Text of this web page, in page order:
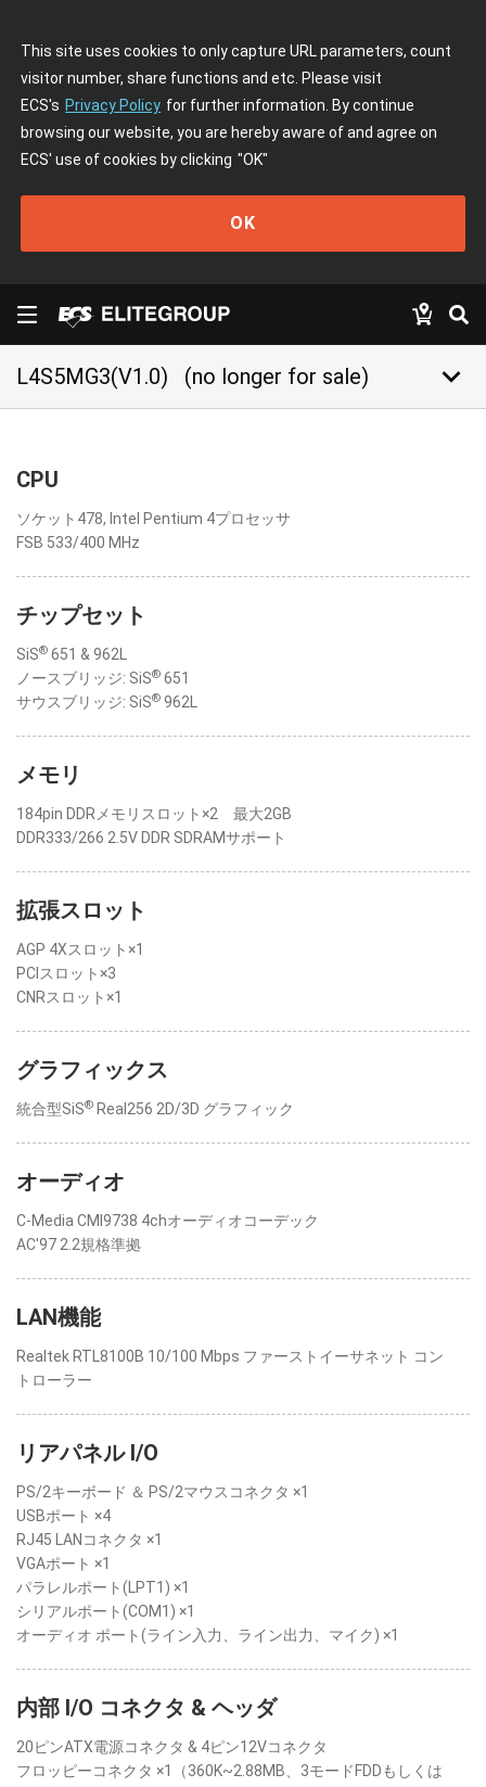
This site uses cookies to only capture URL parameters, count
visitor number, share functions and etc. Please visit
ECS's Privacy Policy for further information. By continue
browsing our website, you are hereby aware of and agree on
ECS' use of cookies by clicking "OK"
OK
L4S5MG3(V1.0) (no longer for sale) keyboard_arrow_down
CPU
ソケット478, Intel Pentium 4プロセッサ
FSB 533/400 MHz
チップセット
SiS® 651 & 962L
ノースブリッジ: SiS® 651
サウスブリッジ: SiS® 962L
メモリ
184pin DDRメモリスロット×2 最大2GB
DDR333/266 2.5V DDR SDRAMサポート
拡張スロット
AGP 4Xスロット×1
PCIスロット×3
CNRスロット×1
グラフィックス
統合型SiS® Real256 2D/3D グラフィック
オーディオ
C-Media CMI9738 4chオーディオコーデック
AC'97 2.2規格準拠
LAN機能
Realtek RTL8100B 10/100 Mbps ファーストイーサネット コン
トローラー
リアパネル I/O
PS/2キーボード ＆ PS/2マウスコネクタ ×1
USBポート ×4
RJ45 LANコネクタ ×1
VGAポート ×1
パラレルポート(LPT1) ×1
シリアルポート(COM1) ×1
オーディオ ポート(ライン入力、ライン出力、マイク) ×1
内部 I/O コネクタ & ヘッダ
20ピンATX電源コネクタ & 4ピン12Vコネクタ
フロッピーコネクタ ×1（360K~2.88MB、3モードFDDもしくは